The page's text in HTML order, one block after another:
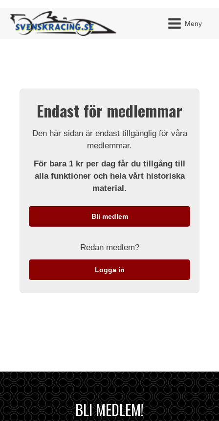
Meny
Endast för medlemmar
Den här sidan är endast tillgänglig för våra
medlemmar.
För bara 1 kr per dag får du tillgång till
alla funktioner och hela vårt historiska
material.
Bli medlem
Redan medlem?
Logga in
BLI MEDLEM!